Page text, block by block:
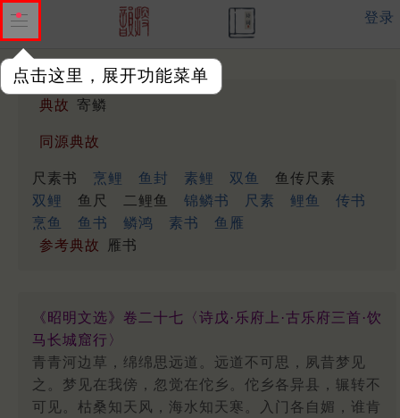
点击这里，展开功能菜单
登录
典故 寄鳞
同源典故
尺素书 烹鲤 鱼封 素鲤 双鱼
鱼传尺素
双鲤
鱼尺 二鲤鱼 锦鳞书 尺素 鲤鱼
传书
烹鱼
鱼书 鳞鸿 素书
鱼雁
参考典故
雁书
《昭明文选》卷二十七〈诗戊·乐府上·古乐府三首·饮
马长城窟行〉
青青河边草，绵绵思远道。远道不可思，夙昔梦见
之。梦见在我傍，忽觉在佗乡。佗乡各异县，辗转不
可见。枯桑知天风，海水知天寒。入门各自媚，谁肯